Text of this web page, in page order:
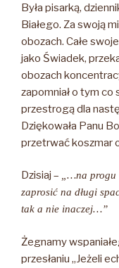
Była pisarką,
Białego. Za swoją
obozach. Całe
jako Świadek,
obozach
zapomniał o tym co
przestrogą dla
Dziękowała Panu
przetrwać koszmar
Dzisiaj –
„…na
zaprosić na długi
tak a nie inaczej…”
Żegnamy
przesłaniu „Jeżeli